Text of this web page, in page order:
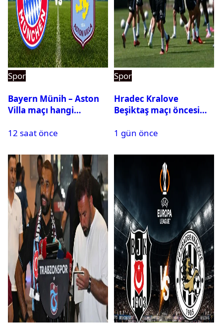
Spor
Bayern Münih – Aston
Villa maçı hangi
saat kaçta oynanacak?
12 saat önce
Spor
Hradec Kralove
Beşiktaş maçı öncesi
Siyah-Beyazlıların 11’i
1 gün önce